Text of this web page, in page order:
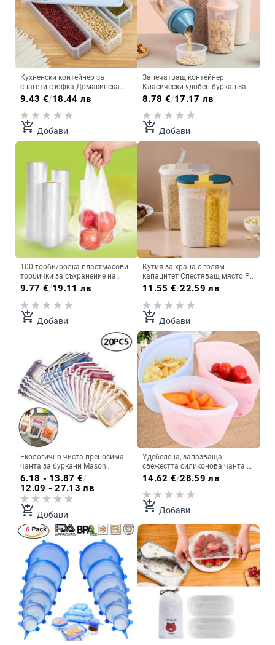
Кухненски контейнер за
спагети с юфка Домакинска
кутия за съхранение на
зърнени храни с капак
Кухненски контейнер за храна
9.43 €/18.44 лв
add_shopping_cart Добави
Запечатващ контейнер
Класически удобен буркан за
съхранение на зърнени закуски
Без мирис Буркан за
съхранение Универсална
зърнена храна Кухненски
консумативи
8.78 €/17.17 лв
add_shopping_cart Добави
100 торби/ролка пластмасови
торбички за съхранение на
храна с преносима дръжка за
зеленчуци, плодове, хляб,
кухненски органайзер, три
размера по избор
9.77 €/19.11 лв
add_shopping_cart Добави
Кутия за храна с голям
капацитет Спестяващ място PP
Издръжлив буркан за
съхранение на зърнени култури
Кухненски инструменти
контейнер за еды rangement
cuisine
11.55 €/22.59 лв
add_shopping_cart Добави
Екологично чиста преносима
чанта за буркани Mason
Пластмасов кухненски
органайзер и кутия за
контейнери за съхранение
Bolsa De Plastico Rangement
Чанти с цип
6.18 - 13.87 €/
12.09 - 27.13 лв
add_shopping_cart Добави
Удебелена, запазваща
свежестта силиконова чанта за
съхранение на храна Трицветна
двойна чанта с цип
Многократна чанта с цип
Кухненски органайзер за храна
14.62 €/28.59 лв
add_shopping_cart Добави